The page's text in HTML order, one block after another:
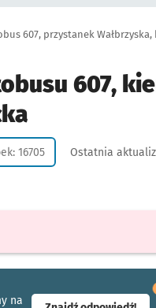
607, przystanek
607,
16705 Ostatnia
na